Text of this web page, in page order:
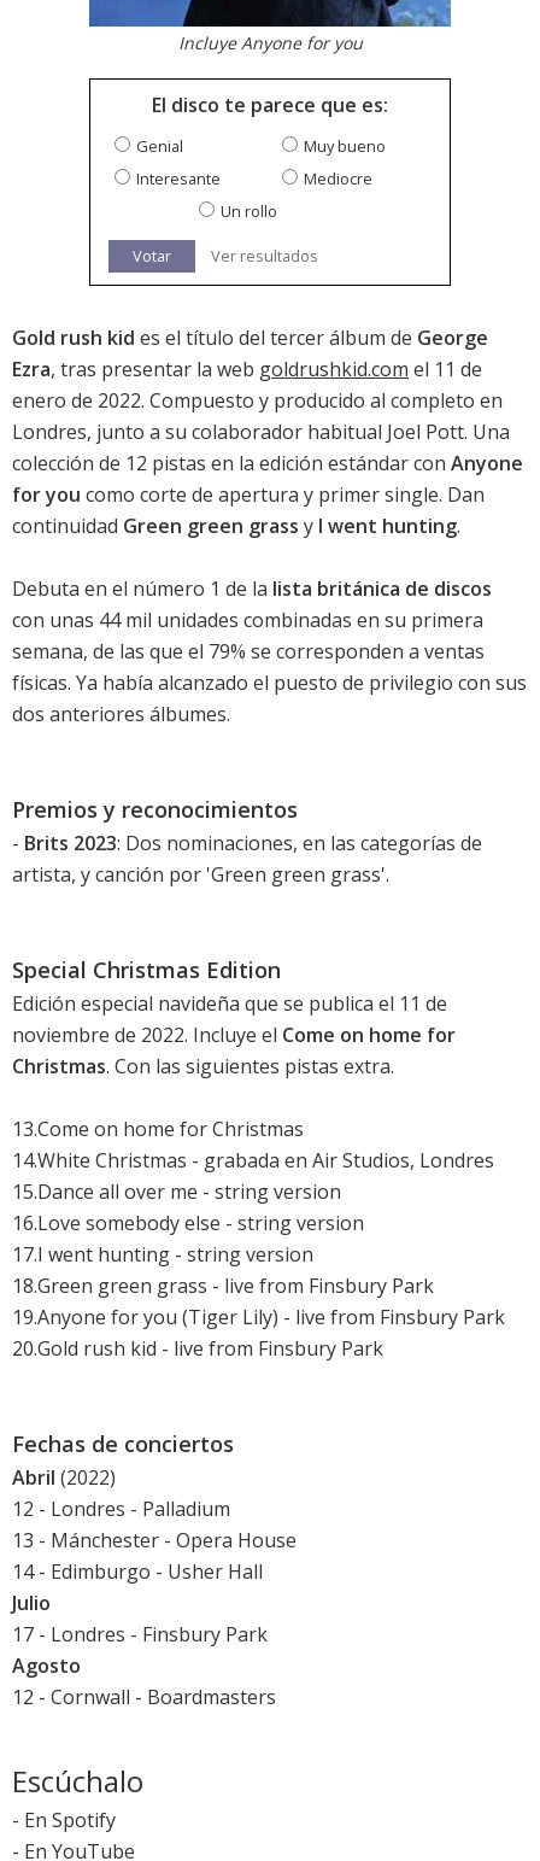
Incluye Anyone for you
El disco te parece que es:
Genial
Muy bueno
Interesante
Mediocre
Un rollo
Votar Ver resultados
Gold rush kid es el título del tercer álbum de George
Ezra, tras presentar la web goldrushkid.com el 11 de
enero de 2022. Compuesto y producido al completo en
Londres, junto a su colaborador habitual Joel Pott. Una
colección de 12 pistas en la edición estándar con Anyone
for you como corte de apertura y primer single. Dan
continuidad Green green grass y I went hunting.
Debuta en el número 1 de la lista británica de discos
con unas 44 mil unidades combinadas en su primera
semana, de las que el 79% se corresponden a ventas
físicas. Ya había alcanzado el puesto de privilegio con sus
dos anteriores álbumes.
Premios y reconocimientos
- Brits 2023: Dos nominaciones, en las categorías de
artista, y canción por 'Green green grass'.
Special Christmas Edition
Edición especial navideña que se publica el 11 de
noviembre de 2022. Incluye el Come on home for
Christmas. Con las siguientes pistas extra.
13.Come on home for Christmas
14.White Christmas - grabada en Air Studios, Londres
15.Dance all over me - string version
16.Love somebody else - string version
17.I went hunting - string version
18.Green green grass - live from Finsbury Park
19.Anyone for you (Tiger Lily) - live from Finsbury Park
20.Gold rush kid - live from Finsbury Park
Fechas de conciertos
Abril (2022)
12 - Londres - Palladium
13 - Mánchester - Opera House
14 - Edimburgo - Usher Hall
Julio
17 - Londres - Finsbury Park
Agosto
12 - Cornwall - Boardmasters
Escúchalo
- En Spotify
- En YouTube